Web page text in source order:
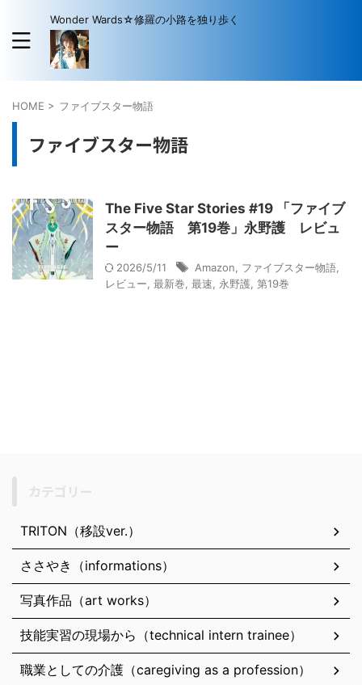
Wonder Wards☆修羅の小路を独り歩く
HOME > ファイブスター物語
ファイブスター物語
The Five Star Stories #19 「ファイブ
スター物語 第19巻」永野護 レビュ
ー
2026/5/11 Amazon ファイブスター物語
レビュー 最新巻 最速 永野護 第19巻
TRITON（移設ver.）
ささやき（informations）
写真作品（art works）
技能実習の現場から（technical intern trainee）
職業としての介護（caregiving as a profession）